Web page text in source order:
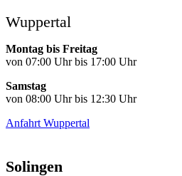
Wuppertal
Montag bis Freitag
von 07:00 Uhr bis 17:00 Uhr
Samstag
von 08:00 Uhr bis 12:30 Uhr
Anfahrt Wuppertal
Solingen